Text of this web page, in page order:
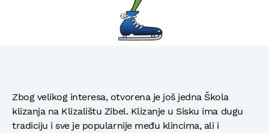
Zbog velikog interesa, otvorena je još jedna Škola
klizanja na Klizalištu Zibel. Klizanje u Sisku ima dugu
tradiciju i sve je popularnije među klincima, ali i